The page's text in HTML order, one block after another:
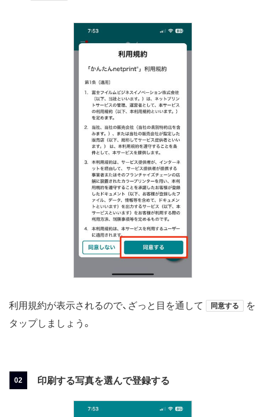
利用規約が表示されるので、ざっと目を通して 同意する
を
タップしましょう。
印刷する写真を選んで登録する